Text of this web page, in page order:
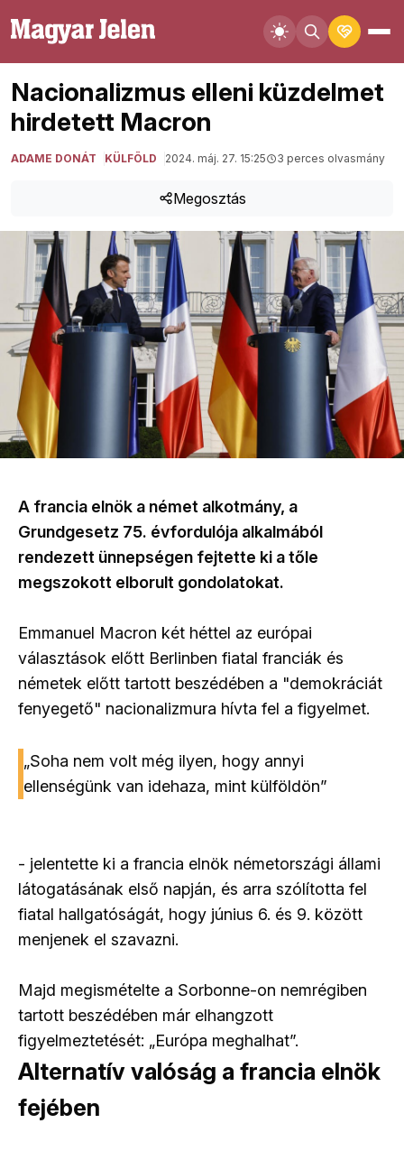
Nacionalizmus elleni küzdelmet
hirdetett Macron
ADAME DONÁT KÜLFÖLD 2024. máj. 27. 15:25 3 perces olvasmány
Megosztás
A francia elnök a német alkotmány, a
Grundgesetz 75. évfordulója alkalmából
rendezett ünnepségen fejtette ki a tőle
megszokott elborult gondolatokat.
Emmanuel Macron két héttel az európai
választások előtt Berlinben fiatal franciák és
németek előtt tartott beszédében a "demokráciát
fenyegető" nacionalizmura hívta fel a figyelmet.
„Soha nem volt még ilyen, hogy annyi
ellenségünk van idehaza, mint külföldön”
- jelentette ki a francia elnök németországi állami
látogatásának első napján, és arra szólította fel
fiatal hallgatóságát, hogy június 6. és 9. között
menjenek el szavazni.
Majd megismételte a Sorbonne-on nemrégiben
tartott beszédében már elhangzott
figyelmeztetését: „Európa meghalhat”.
Alternatív valóság a francia elnök
fejében